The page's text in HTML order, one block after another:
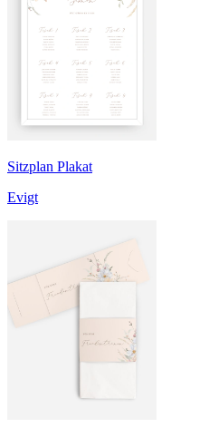
Sitzplan Plakat
Evigt